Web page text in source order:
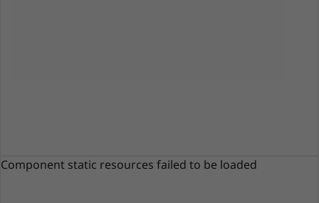
Component static resources failed to be loaded